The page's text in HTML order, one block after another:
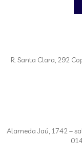
R. Santa Clara, 292
Alameda Jaú, 1742 –